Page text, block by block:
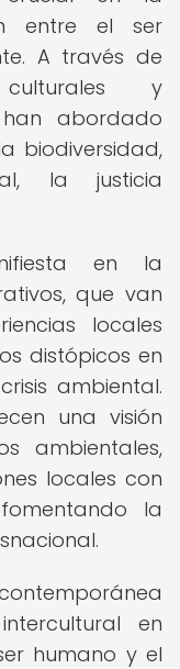
entre el ser
A través de
y
abordado
biodiversidad,
la justicia
en la
que van
locales
distópicos en
ambiental.
una visión
ambientales,
locales con
la
en
humano y el